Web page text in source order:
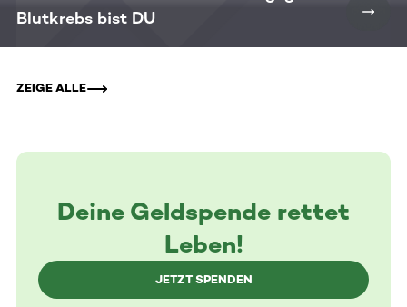
Blutkrebs bist DU
ZEIGE ALLE
Deine Geldspende rettet
Leben!
JETZT SPENDEN